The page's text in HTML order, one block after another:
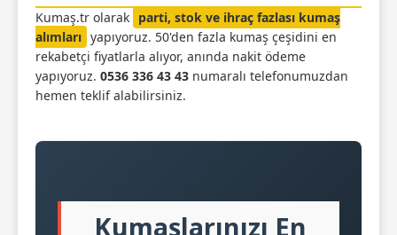
Kumaş.tr olarak parti, stok ve ihraç fazlası kumaş
alımları yapıyoruz. 50'den fazla kumaş çeşidini en
rekabetçi fiyatlarla alıyor, anında nakit ödeme
yapıyoruz. 0536 336 43 43 numaralı telefonumuzdan
hemen teklif alabilirsiniz.
Kumaşlarınızı En